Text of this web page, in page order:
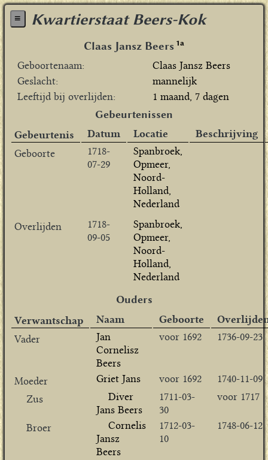
≡ Kwartierstaat Beers-Kok
Claas Jansz Beers 1a
Geboortenaam
Claas Jansz Beers
Geslacht
mannelijk
Leeftijd bij overlijden
1 maand, 7 dagen
Gebeurtenissen
Gebeurtenis
Datum Locatie
Beschrijving
Geboorte
1718-
07-29
Spanbroek,
Opmeer,
Noord-
Holland,
Nederland
Overlijden
1718-
09-05
Spanbroek,
Opmeer,
Noord-
Holland,
Nederland
Ouders
Verwantschap
Naam Geboorte
Vader
Jan
Cornelisz
Beers
voor 1692 1736-09-23
Moeder Griet Jans voor 1692
1740-11-09
Zus
Diver
Jans Beers
1711-03-
30
voor 1717
Broer
Cornelis
Jansz
Beers
1712-03-
10
1748-06-12